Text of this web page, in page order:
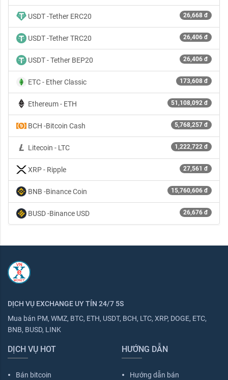
USDT -Tether ERC20 26,668 đ
USDT -Tether TRC20 26,406 đ
USDT - Tether BEP20 26,406 đ
ETC - Ether Classic 173,608 đ
Ethereum - ETH 51,108,092 đ
BCH -Bitcoin Cash 5,768,257 đ
Litecoin - LTC 1,222,722 đ
XRP - Ripple 27,561 đ
BNB -Binance Coin 15,760,606 đ
BUSD -Binance USD 26,676 đ
DỊCH VỤ EXCHANGE UY TÍN 24/7 5S
Mua bán PM, WMZ, BTC, ETH, USDT, BCH, LTC, XRP, DOGE, ETC,
BNB, BUSD, LINK
DỊCH VỤ HOT
fiber_manual_record Bán bitcoin
HƯỚNG DẪN
fiber_manual_record Hướng dẫn bán